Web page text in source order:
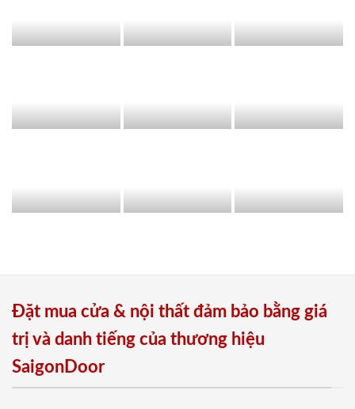
Đặt mua cửa & nội thất đảm bảo bằng giá
trị và danh tiếng của thương hiệu
SaigonDoor